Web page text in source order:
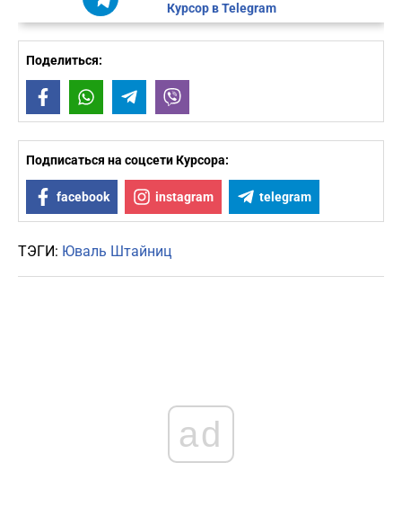
Курсор в Telegram
Поделиться:
FacebookWhatsAppTelegram
Подписаться на соцсети Курсора:
facebook instagram telegram
ТЭГИ: Юваль Штайниц
ad